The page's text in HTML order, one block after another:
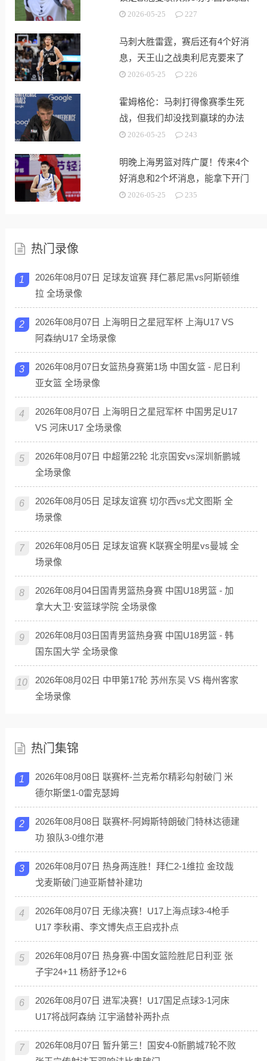
战2026-05-25 227
马刺大胜雷霆，赛后还有4个好消
息，天王山之战奥利尼克要来了
2026-05-25 226
霍姆格伦：马刺打得像赛季生死
战，但我们却没找到赢球的办法
2026-05-25 243
明晚上海男篮对阵广厦！传来4个
好消息和2个坏消息，能拿下开门
红2026-05-25 235
热门录像
1
2026年08月07日 足球友谊赛 拜仁慕尼黑vs阿斯顿维
拉 全场录像
2
2026年08月07日 上海明日之星冠军杯 上海U17 VS
阿森纳U17 全场录像
3
2026年08月07日女篮热身赛第1场 中国女篮 - 尼日利
亚女篮 全场录像
4
2026年08月07日 上海明日之星冠军杯 中国男足U17
VS 河床U17 全场录像
5
2026年08月07日 中超第22轮 北京国安vs深圳新鹏城
全场录像
6
2026年08月05日 足球友谊赛 切尔西vs尤文图斯 全
场录像
7
2026年08月05日 足球友谊赛 K联赛全明星vs曼城 全
场录像
8
2026年08月04日国青男篮热身赛 中国U18男篮 - 加
拿大大卫·安篮球学院 全场录像
9
2026年08月03日国青男篮热身赛 中国U18男篮 - 韩
国东国大学 全场录像
10
2026年08月02日 中甲第17轮 苏州东吴 VS 梅州客家
全场录像
热门集锦
1
2026年08月08日 联赛杯-兰克希尔精彩勾射破门 米
德尔斯堡1-0雷克瑟姆
2
2026年08月08日 联赛杯-阿姆斯特朗破门特林达德建
功 狼队3-0维尔港
3
2026年08月07日 热身两连胜！拜仁2-1维拉 金玟哉
戈麦斯破门迪亚斯替补建功
4
2026年08月07日 无缘决赛！U17上海点球3-4枪手
U17 李秋甫、李文博失点王启戎扑点
5
2026年08月07日 热身赛-中国女篮险胜尼日利亚 张
子宇24+11 杨舒予12+6
6
2026年08月07日 进军决赛！U17国足点球3-1河床
U17将战阿森纳 江宇涵替补两扑点
7
2026年08月07日 暂升第三！国安4-0新鹏城7轮不败